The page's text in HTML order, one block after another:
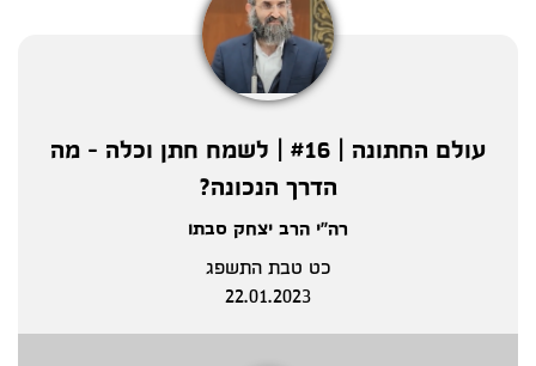
עולם החתונה | #16 | לשמח חתן וכלה - מה
הדרך הנכונה?
רה"י הרב יצחק סבתו
כט טבת התשפג
22.01.2023